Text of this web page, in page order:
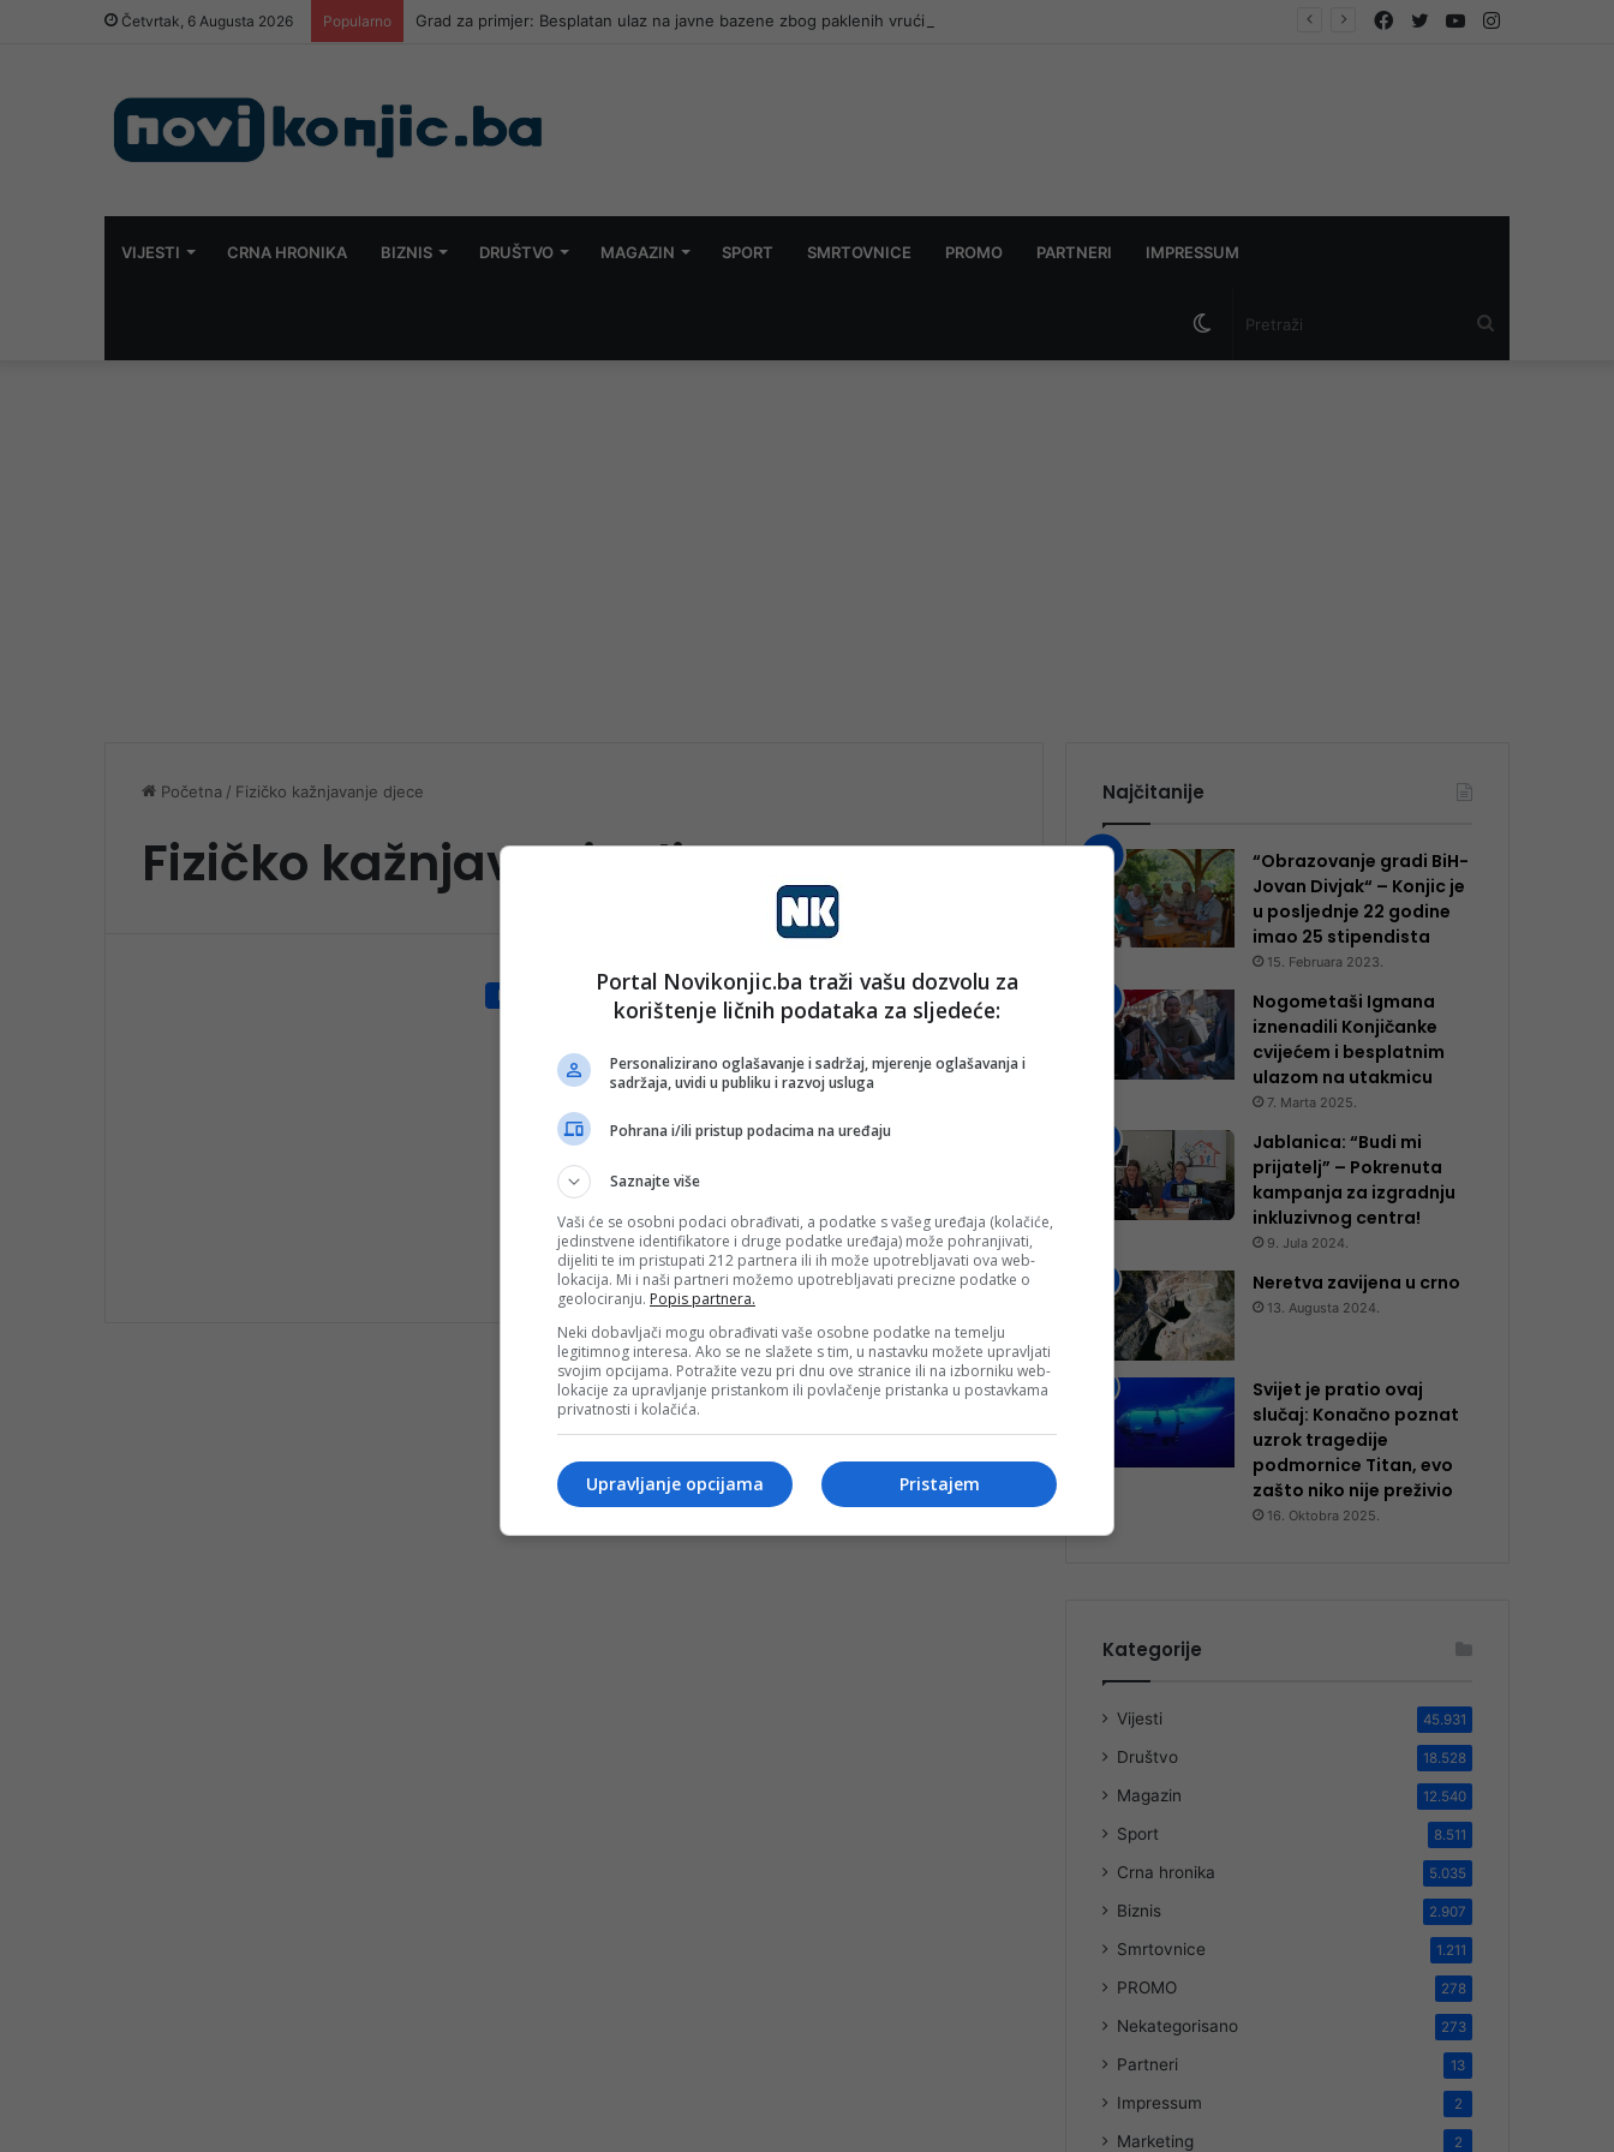
Četvrtak, 6 Augusta 2026 Popularno Grad za primjer: Besplatan ulaz na javne bazene zbog paklenih vrućina YouTube
Twitter
Facebook
VIJESTI CRNA HRONIKA BIZNIS DRUŠTVO MAGAZIN SPORT SMRTOVNICE PROMO PARTNERI IMPRESSUM
Switch
Početna / Fizičko kažnjavanje djece
Fizičko kažnjavanje djece
Društvo
Vlada FBiH pokrenula proces
zakonske zabrane fizičkog
kažnjavanja djece
pokretanje zakonske zabrane fizičkog kažnjavanja
djece u Federaciji BiH kroz proces izrade…
Pročitaj više
Najčitanije
“Obrazovanje gradi BiH-
Jovan Divjak“ – Konjic je
u posljednje 22 godine
imao 25 ​​stipendista
15. Februara 2023.
Nogometaši Igmana
iznenadili Konjičanke
cvijećem i besplatnim
ulazom na utakmicu
7. Marta 2025.
Jablanica: “Budi mi
prijatelj” – Pokrenuta
kampanja za izgradnju
inkluzivnog centra!
9. Jula 2024.
Neretva zavijena u crno
13. Augusta 2024.
Svijet je pratio ovaj
slučaj: Konačno poznat
uzrok tragedije
podmornice Titan, evo
zašto niko nije preživio
16. Oktobra 2025.
Kategorije
Vijesti 45.931
Društvo 18.528
Magazin 12.540
Sport 8.511
Crna hronika 5.035
Biznis 2.907
Smrtovnice 1.211
PROMO 278
Nekategorisano 273
Partneri 13
Impressum 2
Marketing 2
Portal Novikonjic.ba traži vašu dozvolu za
korištenje ličnih podataka za sljedeće:
Personalizirano oglašavanje i sadržaj, mjerenje oglašavanja i
sadržaja, uvidi u publiku i razvoj usluga
Pohrana i/ili pristup podacima na uređaju
Saznajte više
Vaši će se osobni podaci obrađivati, a podatke s vašeg uređaja (kolačiće,
jedinstvene identifikatore i druge podatke uređaja) može pohranjivati,
dijeliti te im pristupati 212 partnera ili ih može upotrebljavati ova web-
lokacija. Mi i naši partneri možemo upotrebljavati precizne podatke o
geolociranju. Popis partnera.
Neki dobavljači mogu obrađivati vaše osobne podatke na temelju
legitimnog interesa. Ako se ne slažete s tim, u nastavku možete upravljati
svojim opcijama. Potražite vezu pri dnu ove stranice ili na izborniku web-
lokacije za upravljanje pristankom ili povlačenje pristanka u postavkama
privatnosti i kolačića.
Pristajem
Upravljanje opcijama